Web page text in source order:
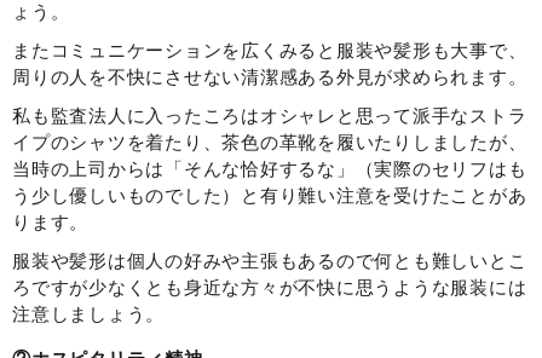
ょう。
またコミュニケーションを広くみると服装や髪形も大事で、
周りの人を不快にさせない清潔感ある外見が求められます。
私も監査法人に入ったころはオシャレと思って派手なストラ
イプのシャツを着たり、茶色の革靴を履いたりしましたが、
当時の上司からは「そんな恰好するな」（実際のセリフはも
う少し優しいものでした）と有り難い注意を受けたことがあ
ります。
服装や髪形は個人の好みや主張もあるので何とも難しいとこ
ろですが少なくとも身近な方々が不快に思うような服装には
注意しましょう。